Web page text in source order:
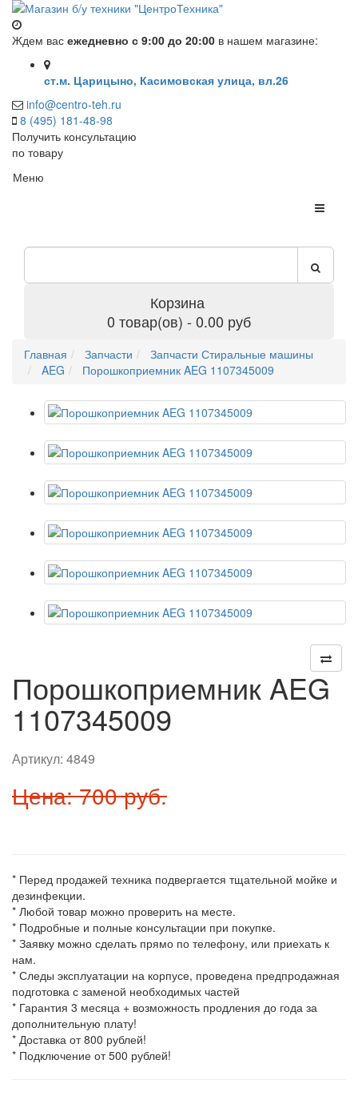
Ждем вас ежедневно с 9:00 до 20:00 в нашем магазине:
ст.м. Царицыно, Касимовская улица, вл.26
info@centro-teh.ru
8 (495) 181-48-98
Получить консультацию
по товару
Меню
Корзина
0 товар(ов) - 0.00 руб
Главная Запчасти
Запчасти Стиральные машины
AEG
Порошкоприемник AEG 1107345009
Порошкоприемник AEG
1107345009
Артикул: 4849
Цена: 700 руб.
* Перед продажей техника подвергается тщательной мойке и
дезинфекции.
* Любой товар можно проверить на месте.
* Подробные и полные консультации при покупке.
* Заявку можно сделать прямо по телефону, или приехать к
нам.
* Следы эксплуатации на корпусе, проведена предпродажная
подготовка с заменой необходимых частей
* Гарантия 3 месяца + возможность продления до года за
дополнительную плату!
* Доставка от 800 рублей!
* Подключение от 500 рублей!